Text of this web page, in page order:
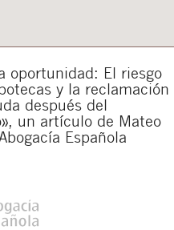
oportunidad: El riesgo
y la reclamación
después del
un artículo de Mateo
Española